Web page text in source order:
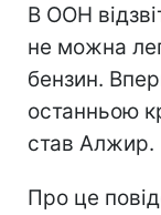
В ООН
не можна
бензин.
останньою
став Алжир.
Про це